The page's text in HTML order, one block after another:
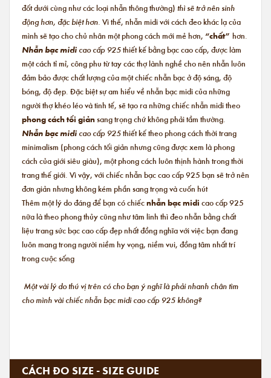
đốt dưới cùng như các loại nhẫn thông thường) thì sẽ trở nên sinh
động hơn, đặc biệt hơn. Vì thế, nhẫn midi với cách đeo khác lạ của
mình sẽ tạo cho chủ nhân một phong cách mới mẻ hơn, “chất” hơn.
Nhẫn bạc midi cao cấp 925thiết kế bằng bạc cao cấp, được làm
một cách tỉ mỉ, công phu từ tay các thợ lành nghề cho nên nhẫn luôn
đảm bảo được chất lượng của một chiếc nhẫn bạc ở độ sáng, độ
bóng, độ đẹp. Đặc biệt sự am hiểu về nhẫn bạc midi của những
người thợ khéo léo và tinh tế, sẽ tạo ra những chiếc nhẫn midi theo
phong cách tối giảnsang trọng chứ không phải tầm thường.
Nhẫn bạc midi cao cấp 925thiết kế theo phong cách thời trang
minimalism (phong cách tối giản nhưng cũng được xem là phong
cách của giới siêu giàu), một phong cách luôn thịnh hành trong thời
trang thế giới. Vì vậy, với chiếc nhẫn bạc cao cấp 925 bạn sẽ trở nên
đơn giản nhưng không kém phần sang trọng và cuốn hút
Thêm một lý do đáng để bạn có chiếcnhẫn bạc midi cao cấp 925
nữa là theo phong thủy cũng như tâm linh thì đeo nhẫn bằng chất
liệu trang sức bạc cao cấp đẹp nhất đồng nghĩa với việc bạn đang
luôn mang trong người niềm hy vọng, niềm vui, đồng tâm nhất trí
trong cuộc sống
Một vài lý do thú vị trên có cho bạn ý nghĩ là phải nhanh chân tìm
cho mình vài chiếc nhẫn bạc midi cao cấp 925 không?
CÁCH ĐO SIZE - SIZE GUIDE